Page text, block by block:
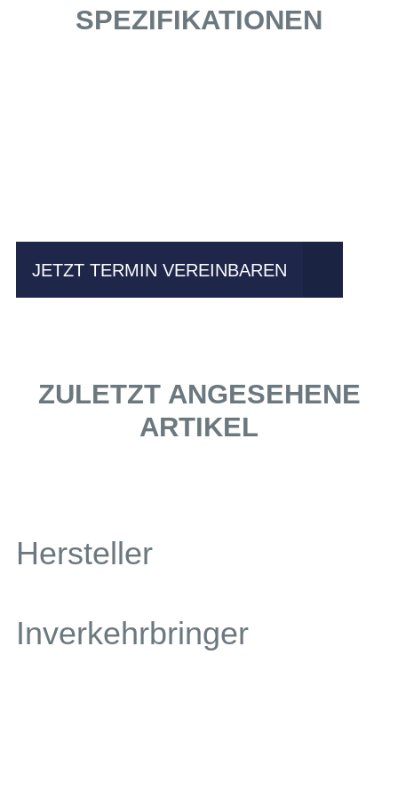
SPEZIFIKATIONEN
JETZT TERMIN VEREINBAREN
ZULETZT ANGESEHENE
ARTIKEL
Hersteller
Inverkehrbringer